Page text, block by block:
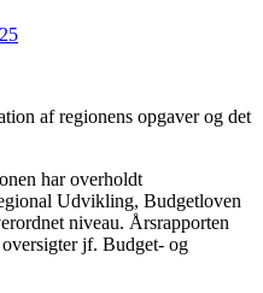
af regionens opgaver og det
har overholdt
Udvikling, Budgetloven
niveau. Årsrapporten
jf. Budget- og